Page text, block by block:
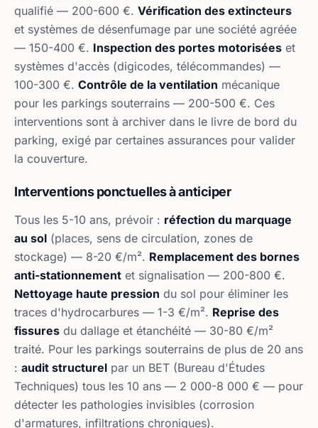
qualifié — 200-600 €. Vérification des extincteurs
et systèmes de désenfumage par une société agréée
— 150-400 €. Inspection des portes motorisées et
systèmes d'accès (digicodes, télécommandes) —
100-300 €. Contrôle de la ventilation mécanique
pour les parkings souterrains — 200-500 €. Ces
interventions sont à archiver dans le livre de bord du
parking, exigé par certaines assurances pour valider
la couverture.
Interventions ponctuelles à anticiper
Tous les 5-10 ans, prévoir : réfection du marquage
au sol (places, sens de circulation, zones de
stockage) — 8-20 €/m². Remplacement des bornes
anti-stationnement et signalisation — 200-800 €.
Nettoyage haute pression du sol pour éliminer les
traces d'hydrocarbures — 1-3 €/m². Reprise des
fissures du dallage et étanchéité — 30-80 €/m²
traité. Pour les parkings souterrains de plus de 20 ans
: audit structurel par un BET (Bureau d'Études
Techniques) tous les 10 ans — 2 000-8 000 € — pour
détecter les pathologies invisibles (corrosion
d'armatures, infiltrations chroniques).